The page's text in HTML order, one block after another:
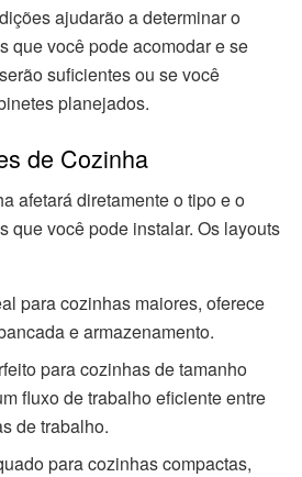
ajudarão a determinar o
que você pode acomodar e se
suficientes ou se você
planejados.
de Cozinha
afetará diretamente o tipo e o
que você pode instalar. Os layouts
para cozinhas maiores, oferece
e armazenamento.
para cozinhas de tamanho
fluxo de trabalho eficiente entre
de trabalho.
para cozinhas compactas,